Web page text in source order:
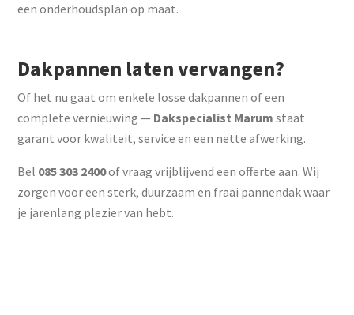
een onderhoudsplan op maat.
Dakpannen laten vervangen?
Of het nu gaat om enkele losse dakpannen of een
complete vernieuwing — Dakspecialist Marum staat
garant voor kwaliteit, service en een nette afwerking.
Bel 085 303 2400of vraag vrijblijvend een offerte aan. Wij
zorgen voor een sterk, duurzaam en fraai pannendak waar
je jarenlang plezier van hebt.